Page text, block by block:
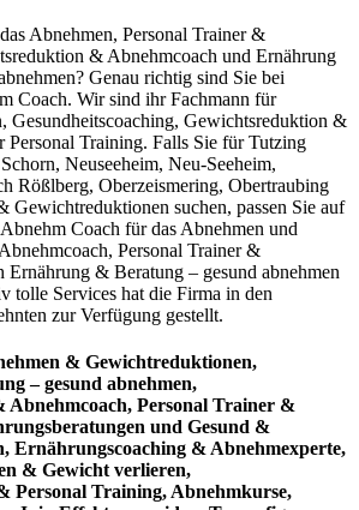
Abnehmen, Personal Trainer &
& Abnehmcoach und Ernährung
Genau richtig sind Sie bei
Coach. Wir sind ihr Fachmann für
Gesundheitscoaching, Gewichtsreduktion &
Personal Training. Falls Sie für Tutzing
Neuseeheim, Neu-Seeheim,
Rößlberg, Oberzeismering, Obertraubing
Gewichtreduktionen suchen, passen Sie auf
Coach für das Abnehmen und
Personal Trainer &
Ernährung & Beratung – gesund abnehmen
tolle Services hat die Firma in den
zur Verfügung gestellt.
& Gewichtreduktionen,
– gesund abnehmen,
Abnehmcoach, Personal Trainer &
und Gesund &
Ernährungscoaching & Abnehmexperte,
& Gewicht verlieren,
Personal Training, Abnehmkurse,